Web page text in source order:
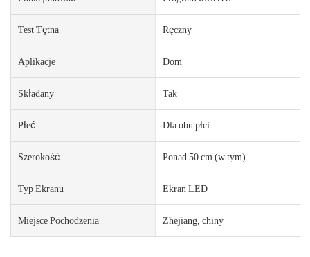
Test Tętna Ręczny
Aplikacje Dom
Składany Tak
Płeć Dla obu płci
Szerokość Ponad 50 cm (w tym)
Typ Ekranu Ekran LED
Miejsce Pochodzenia Zhejiang, chiny